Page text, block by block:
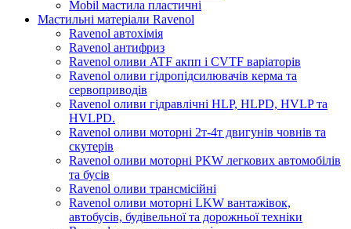
Mobil мастила пластичні
Мастильні матеріали Ravenol
Ravenol автохімія
Ravenol антифриз
Ravenol оливи ATF акпп і CVTF варіаторів
Ravenol оливи гідропідсилювачів керма та
сервоприводів
Ravenol оливи гідравлічні HLP, HLPD, HVLP та
HVLPD.
Ravenol оливи моторні 2т-4т двигунів човнів та
скутерів
Ravenol оливи моторні PKW легкових автомобілів
та бусів
Ravenol оливи трансмісійні
Ravenol оливи моторні LKW вантажівок,
автобусів, будівельної та дорожньої техніки